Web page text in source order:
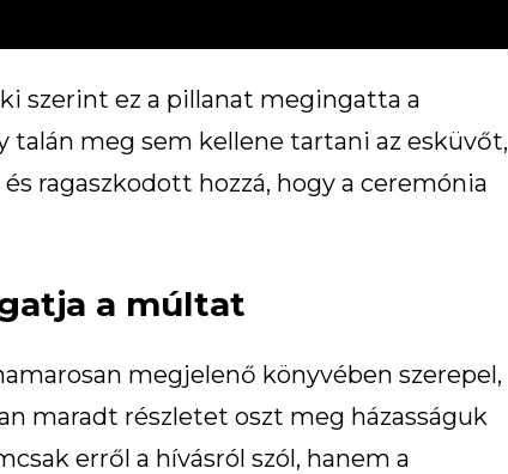
szerint ez a pillanat megingatta a
talán meg sem kellene tartani az esküvőt,
ragaszkodott hozzá, hogy a ceremónia
a múltat
megjelenő könyvében szerepel,
maradt részletet oszt meg házasságuk
erről a hívásról szól, hanem a